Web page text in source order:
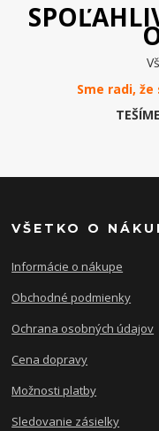
Sme radi,
VŠETKO O
Informácie o nákupe
Obchodné podmienky
Ochrana osobných údajov
Cena dopravy
Možnosti platby
Sledovanie zásielky